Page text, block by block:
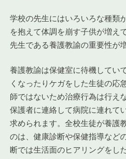
学校の先生にはいろいろな種類
を抱えて体調を崩す子供が増え
先生である養護教諭の重要性が
養護教諭は保健室に待機してい
くなったりケガをした生徒の応
師ではないため治療行為は行え
保護者に連絡して病院に連れて
求められます。全校生徒が養護
のは、健康診断や保健指導など
断では生活面のヒアリングをし